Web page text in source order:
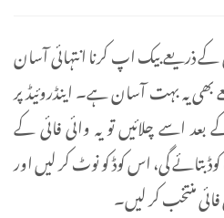
ذریعے بیک اپ کرنا انتہائی آسان
یہ بہت آسان ہے۔ اینڈروئیڈ پر
اسے چلائیں تو یہ وائی فائی کے
بتائے گی، اس کوڈ کو نوٹ کر لیں اور
فائی منتخب کر لیں۔